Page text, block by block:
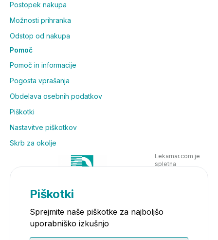
Postopek nakupa
Možnosti prihranka
Odstop od nakupa
Pomoč
Pomoč in informacije
Pogosta vprašanja
Obdelava osebnih podatkov
Piškotki
Nastavitve piškotkov
Skrb za okolje
Lekarnar.com je
spletna
Piškotki
Sprejmite naše piškotke za najboljšo
uporabniško izkušnjo